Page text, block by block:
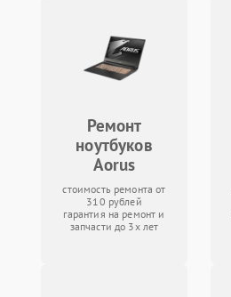
Ремонт
ноутбуков
Aorus
стоимость ремонта от
310 рублей
гарантия на ремонт и
запчасти до 3х лет